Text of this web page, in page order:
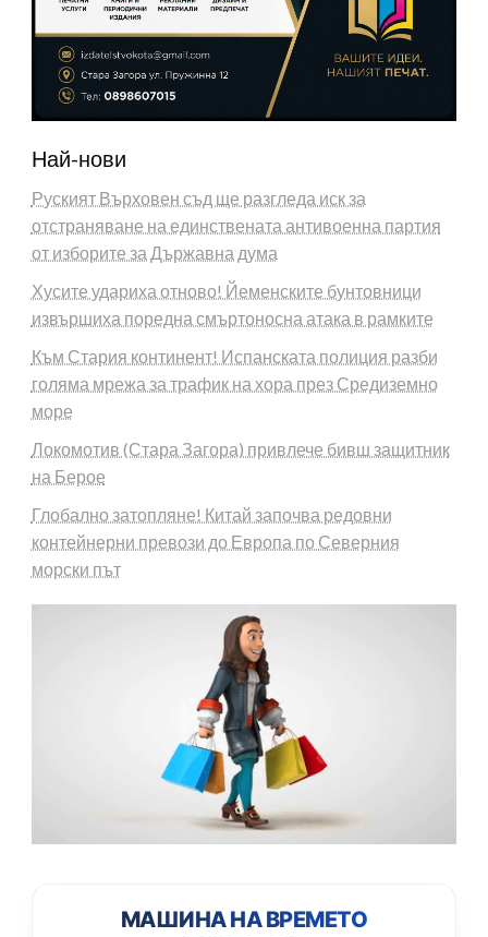
Най-нови
Руският Върховен съд ще разгледа иск за
отстраняване на единствената антивоенна партия
от изборите за Държавна дума
Хусите удариха отново! Йеменските бунтовници
извършиха поредна смъртоносна атака в рамките
Към Стария континент! Испанската полиция разби
голяма мрежа за трафик на хора през Средиземно
море
Локомотив (Стара Загора) привлече бивш защитник
на Берое
Глобално затопляне! Китай започва редовни
контейнерни превози до Европа по Северния
морски път
МАШИНА НА ВРЕМЕТО